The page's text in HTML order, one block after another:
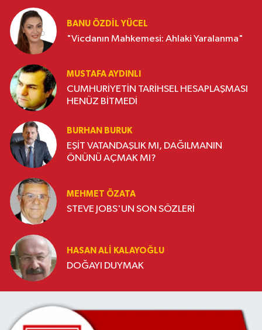
BANU ÖZDİL YÜCEL
"Vicdanın Mahkemesi: Ahlaki Yaralanma"
MUSTAFA AYDINLI
CUMHURİYETİN TARİHSEL HESAPLAŞMASI
HENÜZ BİTMEDİ
BURHAN BURUK
EŞİT VATANDAŞLIK MI, DAĞILMANIN
ÖNÜNÜ AÇMAK MI?
MEHMET ÖZATA
STEVE JOBS'UN SON SÖZLERİ
HASAN ALI KALAYOĞLU
DOĞAYI DUYMAK